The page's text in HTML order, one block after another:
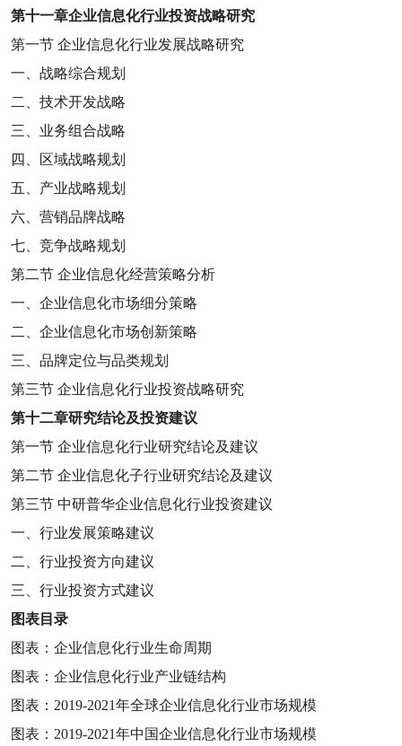
第十一章企业信息化行业投资战略研究
第一节 企业信息化行业发展战略研究
一、战略综合规划
二、技术开发战略
三、业务组合战略
四、区域战略规划
五、产业战略规划
六、营销品牌战略
七、竞争战略规划
第二节 企业信息化经营策略分析
一、企业信息化市场细分策略
二、企业信息化市场创新策略
三、品牌定位与品类规划
第三节 企业信息化行业投资战略研究
第十二章研究结论及投资建议
第一节 企业信息化行业研究结论及建议
第二节 企业信息化子行业研究结论及建议
第三节 中研普华企业信息化行业投资建议
一、行业发展策略建议
二、行业投资方向建议
三、行业投资方式建议
图表目录
图表：企业信息化行业生命周期
图表：企业信息化行业产业链结构
图表： 2019-2021年全球企业信息化行业市场规模
图表： 2019-2021年中国企业信息化行业市场规模